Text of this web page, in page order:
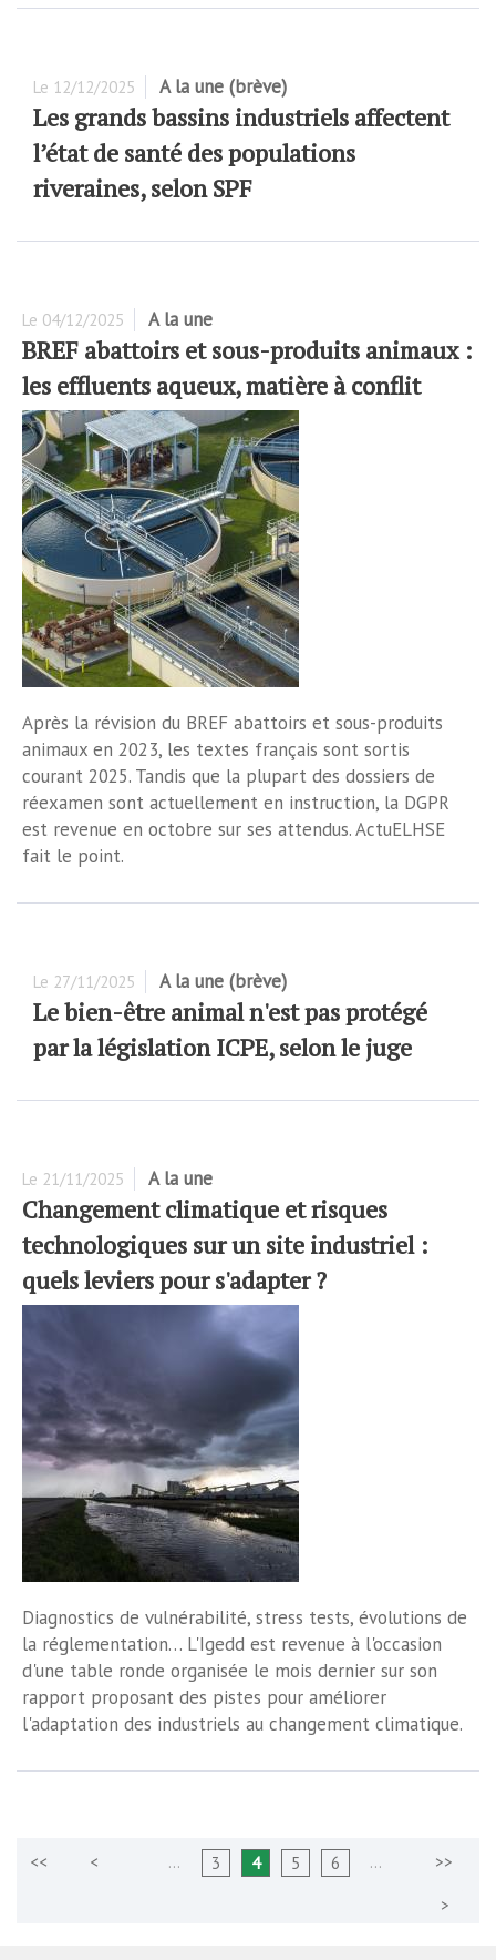
Le 12/12/2025 A la une (brève)
Les grands bassins industriels affectent
l’état de santé des populations
riveraines, selon SPF
Le 04/12/2025 A la une
BREF abattoirs et sous-produits animaux :
les effluents aqueux, matière à conflit
Après la révision du BREF abattoirs et sous-produits
animaux en 2023, les textes français sont sortis
courant 2025. Tandis que la plupart des dossiers de
réexamen sont actuellement en instruction, la DGPR
est revenue en octobre sur ses attendus. ActuELHSE
fait le point.
Le 27/11/2025 A la une (brève)
Le bien-être animal n'est pas protégé
par la législation ICPE, selon le juge
Le 21/11/2025 A la une
Changement climatique et risques
technologiques sur un site industriel :
quels leviers pour s'adapter ?
Diagnostics de vulnérabilité, stress tests, évolutions de
la réglementation… L'Igedd est revenue à l'occasion
d'une table ronde organisée le mois dernier sur son
rapport proposant des pistes pour améliorer
l'adaptation des industriels au changement climatique.
… 3 4 5 6 …